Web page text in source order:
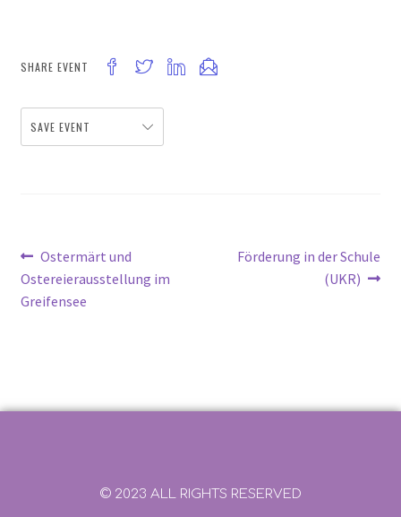
SHARE EVENT
SAVE EVENT
Ostermärt und
Ostereierausstellung im
Greifensee
Förderung in der Schule
(UKR)
© 2023 ALL RIGHTS RESERVED